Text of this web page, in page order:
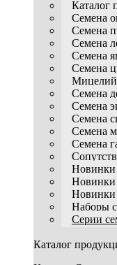
Каталог
Семена
Семена
Семена
Семена
Семена
Мицелий
Семена
Семена
Семена
Семена
Семена
Новинки
Новинки
Новинки
Наборы
Серии
Каталог